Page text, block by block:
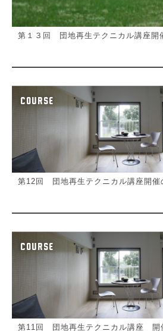
第１３回 団地再生テクニカル講座開
COURSE
第12回 団地再生テクニカル講座開催
COURSE
第11回 団地再生テクニカル講座 開